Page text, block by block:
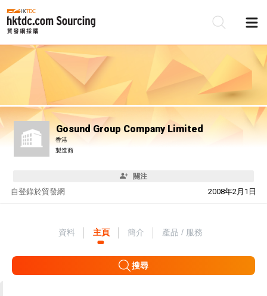
Gosund Group Company Limited
香港
製造商
關注
自 2008年2月1日
登錄於貿發網
資料 主頁 簡介 產品 / 服務
搜尋